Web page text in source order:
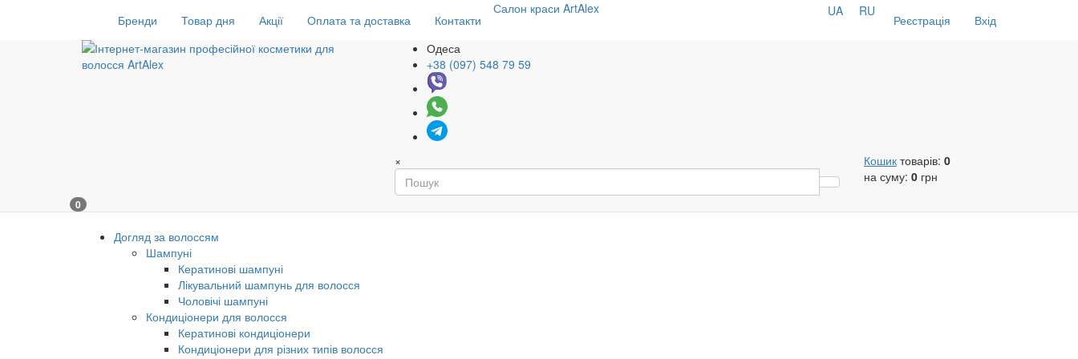
Бренди Товар дня Акції Оплата та доставка Контакти
Салон краси ArtAlex
Реєстрація Вхід
UA RU
Одеса
+38 (097) 548 79 59
× Кошик товарів: 0
на суму: 0 грн
0
Догляд за волоссям
Шампуні
Кератинові шампуні
Лікувальний шампунь для волосся
Чоловічі шампуні
Кондиціонери для волосся
Кератинові кондиціонери
Кондиціонери для різних типів волосся